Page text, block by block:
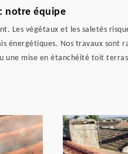
notre équipe
Les végétaux et les saletés
Nos travaux sont
mise en étanchéité toit